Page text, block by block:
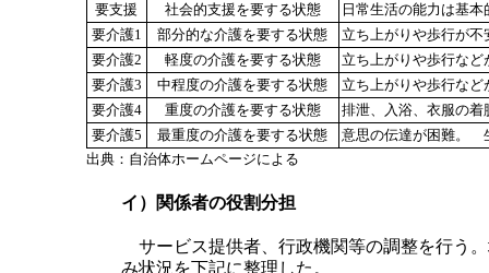
要支援
社会的支援を要する状態
日常生活の能力は基
要介護1
部分的な介護を要する状態
立ち上がりや歩行が
要介護2
軽度の介護を要する状態
立ち上がりや歩行な
要介護3
中程度の介護を要する状態
立ち上がりや歩行な
要介護4
重度の介護を要する状態
排泄、入浴、衣服の
要介護5
最重度の介護を要する状態
意思の伝達が困難。
出典：自治体ホームページによる
イ）関係者の役割分担
サービス提供者、行政機関等の調整を行う
み状況を下記に整理した。